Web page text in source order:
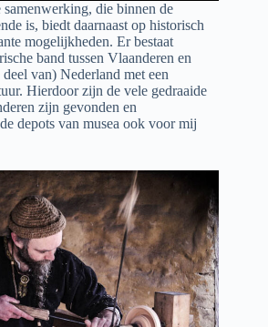
die binnen de
is, biedt daarnaast op historisch
mogelijkheden. Er bestaat
band tussen Vlaanderen en
van) Nederland met een
Hierdoor zijn de vele gedraaide
zijn gevonden en
depots van musea ook voor mij